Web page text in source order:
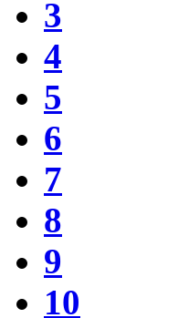
3
4
5
6
7
8
9
10